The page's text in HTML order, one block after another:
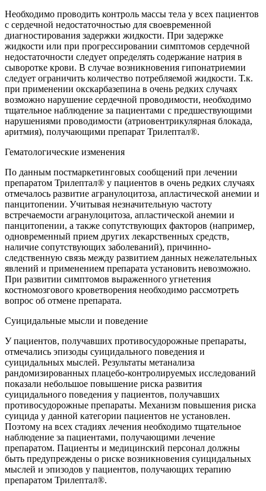
Необходимо проводить контроль массы тела у всех пациентов
с сердечной недостаточностью для своевременной
диагностирования задержки жидкости. При задержке
жидкости или при прогрессировании симптомов сердечной
недостаточности следует определять содержание натрия в
сыворотке крови. В случае возникновения гипонатриемии
следует ограничить количество потребляемой жидкости. Т.к.
при применении окскарбазепина в очень редких случаях
возможно нарушение сердечной проводимости, необходимо
тщательное наблюдение за пациентами с предшествующими
нарушениями проводимости (атриовентрикулярная блокада,
аритмия), получающими препарат Трилептал®.
Гематологические изменения
По данным постмаркетинговых сообщений при лечении
препаратом Трилептал® у пациентов в очень редких случаях
отмечалось развитие агранулоцитоза, апластической анемии и
панцитопении. Учитывая незначительную частоту
встречаемости агранулоцитоза, апластической анемии и
панцитопении, а также сопутствующих факторов (например,
одновременный прием других лекарственных средств,
наличие сопутствующих заболеваний), причинно-
следственную связь между развитием данных нежелательных
явлений и применением препарата установить невозможно.
При развитии симптомов выраженного угнетения
костномозгового кроветворения необходимо рассмотреть
вопрос об отмене препарата.
Суицидальные мысли и поведение
У пациентов, получавших противосудорожные препараты,
отмечались эпизоды суицидального поведения и
суицидальных мыслей. Результаты метанализа
рандомизированных плацебо-контролируемых исследований
показали небольшое повышение риска развития
суицидального поведения у пациентов, получавших
противосудорожные препараты. Механизм повышения риска
суицида у данной категории пациентов не установлен.
Поэтому на всех стадиях лечения необходимо тщательное
наблюдение за пациентами, получающими лечение
препаратом. Пациенты и медицинский персонал должны
быть предупреждены о риске возникновения суицидальных
мыслей и эпизодов у пациентов, получающих терапию
препаратом Трилептал®.